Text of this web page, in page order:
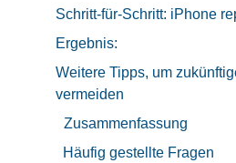
Schritt-für-Schritt: iPhone
Ergebnis:
Weitere Tipps, um
vermeiden
Zusammenfassung
Häufig gestellte Fragen